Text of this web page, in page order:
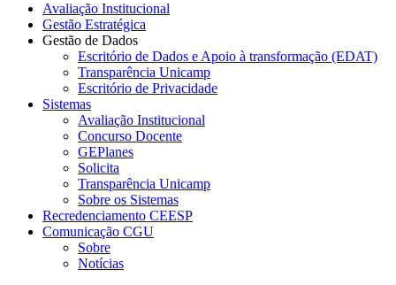
Avaliação Institucional
Gestão Estratégica
Gestão de Dados
Escritório de Dados e Apoio à transformação (EDAT)
Transparência Unicamp
Escritório de Privacidade
Sistemas
Avaliação Institucional
Concurso Docente
GEPlanes
Solicita
Transparência Unicamp
Sobre os Sistemas
Recredenciamento CEESP
Comunicação CGU
Sobre
Notícias